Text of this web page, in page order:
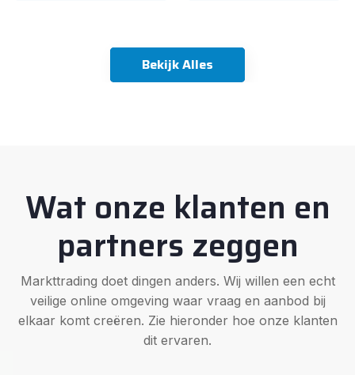
Bekijk Alles
Wat onze klanten en
partners zeggen
Markttrading doet dingen anders. Wij willen een echt
veilige online omgeving waar vraag en aanbod bij
elkaar komt creëren. Zie hieronder hoe onze klanten
dit ervaren.